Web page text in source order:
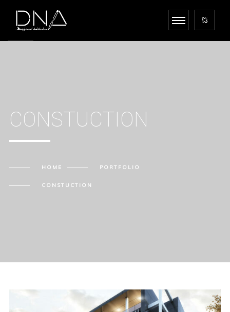
CONSTUCTION
HOME PORTFOLIO
CONSTUCTION